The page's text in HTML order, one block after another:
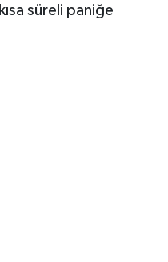
süreli paniğe